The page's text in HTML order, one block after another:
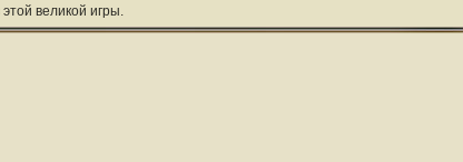
великой игры.